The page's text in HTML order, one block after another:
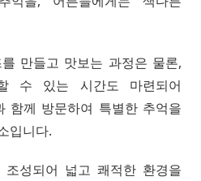
만들고 맛보는 과정은 물론,
수 있는 시간도 마련되어
함께 방문하여 특별한 추억을
입니다.
성되어 넓고 쾌적한 환경을